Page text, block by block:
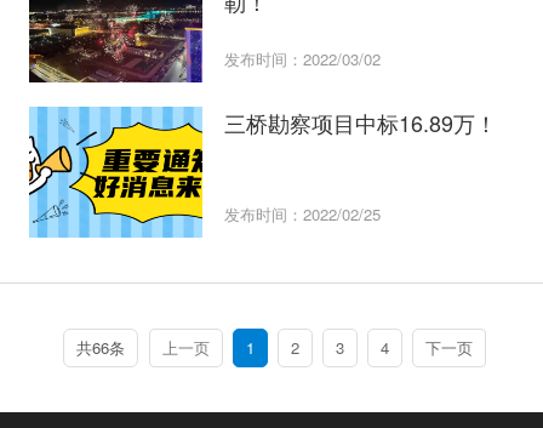
发布时间：2022/03/02
三桥勘察项目中标16.89万！
发布时间：2022/02/25
共66条 上一页 1 2 3 4 下一页